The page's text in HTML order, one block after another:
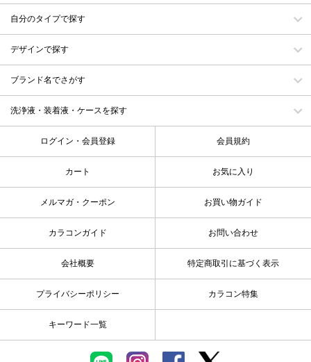
自分のタイプで探す
デザインで探す
ブランド名でさがす
洗浄液・装着液・ケースを探す
ログイン・会員登録 会員規約
カート お気に入り
メルマガ・クーポン お買い物ガイド
カラコンガイド お問い合わせ
会社概要 特定商取引に基づく表示
プライバシーポリシー カラコン特集
キーワード一覧